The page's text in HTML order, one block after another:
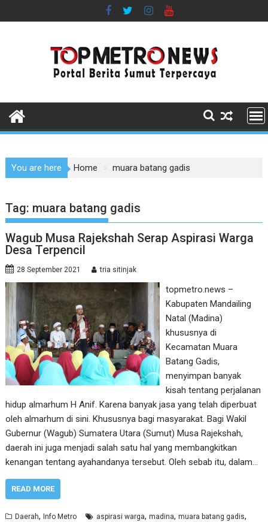
to
You are here Home muara batang gadis
Tag: muara batang gadis
Wagub Musa Rajekshah Serap Aspirasi Warga
Desa Terpencil
28 September 2021 tria sitinjak
topmetro.news –
Kabupaten Mandailing
Natal (Madina)
khususnya di
Kecamatan Muara
Batang Gadis,
menyimpan banyak
kisah tentang perjalanan
hidup almarhum H Anif. Karena banyak jasa yang telah diperbuat
oleh almarhum di sini. Khususnya bagi masyarakat. Bagi Wakil
Gubernur (Wagub) Sumatera Utara (Sumut) Musa Rajekshah,
daerah ini juga menjadi salah satu hal yang membangkitkan
kenangan tentang ayahandanya tersebut. Oleh sebab itu, dalam…
READ MORE
Daerah,Info Metro aspirasi warga,madina,muara batang gadis,